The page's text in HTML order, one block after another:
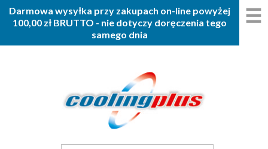
Darmowa wysyłka przy zakupach on-line powyżej
100,00 zł BRUTTO - nie dotyczy doręczenia tego
samego dnia
☰